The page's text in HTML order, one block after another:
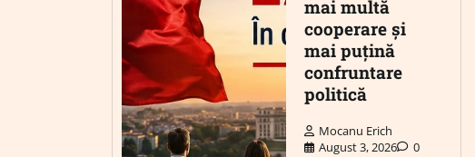
mai multă
cooperare și
mai puțină
confruntare
politică
Mocanu Erich
August 3, 2026
0